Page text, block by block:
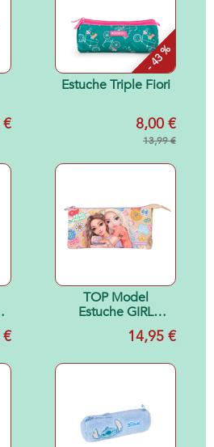
€
- 43 %
Estuche Triple Fiori
8,00 €
13,99 €
€
TOP Model
Estuche GIRL
POWER14,95 €